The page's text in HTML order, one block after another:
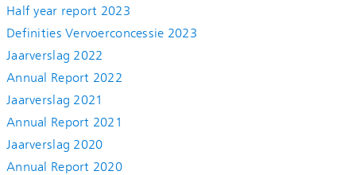
Half year report 2023
Definities Vervoerconcessie 2023
Jaarverslag 2022
Annual Report 2022
Jaarverslag 2021
Annual Report 2021
Jaarverslag 2020
Annual Report 2020